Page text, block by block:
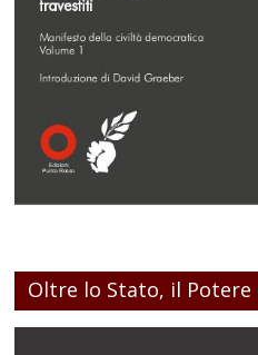
Oltre lo Stato, il Potere